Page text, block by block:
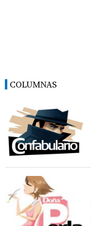
COLUMNAS